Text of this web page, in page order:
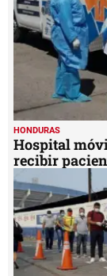
HONDURAS
Hospital
recibir